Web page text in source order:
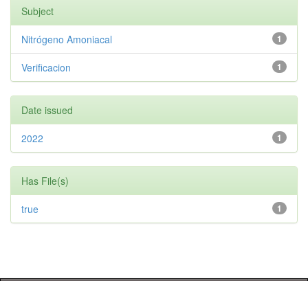
Subject
1
Nitrógeno Amoniacal
1
Verificacion
Date issued
1
2022
Has File(s)
1
true